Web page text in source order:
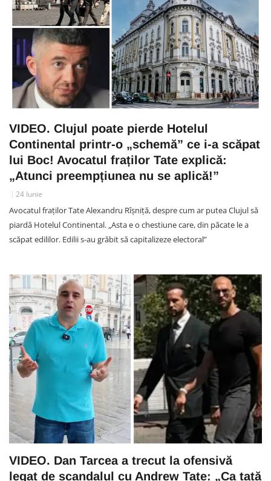
VIDEO. Clujul poate pierde Hotelul
Continental printr-o „schemă” ce i-a scăpat
lui Boc! Avocatul fraților Tate explică:
„Atunci preempțiunea nu se aplică!”
24 Iunie
Avocatul fraților Tate Alexandru Rîșniță, despre cum ar putea Clujul să
piardă Hotelul Continental. „Asta e o chestiune care, din păcate le a
scăpat edililor. Edilii s-au grăbit să capitalizeze electoral”
VIDEO. Dan Tarcea a trecut la ofensivă
legat de scandalul cu Andrew Tate: „Ca tată